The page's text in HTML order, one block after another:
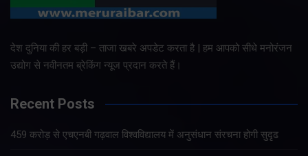
देश दुनिया की हर बड़ी – ताजा खबरे अपडेट करता है | हम आपको सीधे मनोरंजन
उद्योग से नवीनतम ब्रेकिंग न्यूज प्रदान करते हैं।
Recent Posts
459 करोड़ से एचएनबी गढ़वाल विश्वविद्यालय में अनुसंधान संरचना होगी सुदृढ